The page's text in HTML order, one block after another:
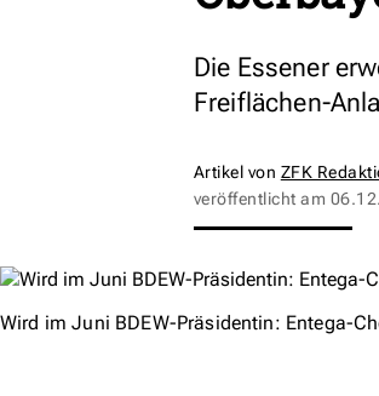
Die Essener
Freiflächen-
Artikel von ZFK
veröffentlicht am
Wird im Juni BDEW-Präsidentin: Entega-